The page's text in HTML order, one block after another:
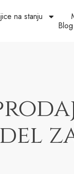
na stanju
Blog